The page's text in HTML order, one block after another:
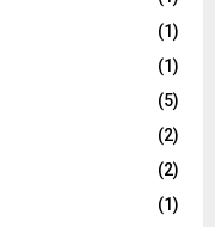
(1)
(1)
(5)
(2)
(2)
(1)